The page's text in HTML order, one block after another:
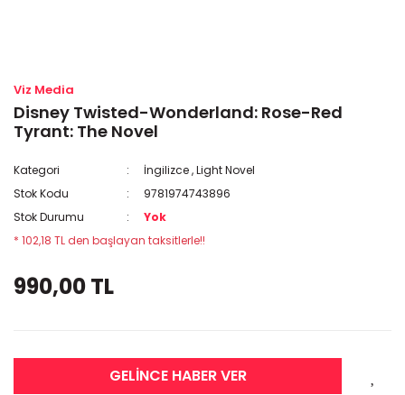
Viz Media
Disney Twisted-Wonderland: Rose-Red
Tyrant: The Novel
Kategori İngilizce,Light Novel
Stok Kodu
9781974743896
Stok Durumu
Yok
* 102,18 TL den başlayan taksitlerle!!
990,00 TL
GELİNCE HABER VER